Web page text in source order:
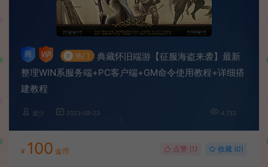
# 热门
典藏怀旧端游【征服海盗来袭】最新
整理WIN系服务端+PC客户端+GM命令使用教程+详细搭
建教程
波少 2023-08-23 4,733
¥ 100 金币 点赞 (1 ) 收藏 (0)